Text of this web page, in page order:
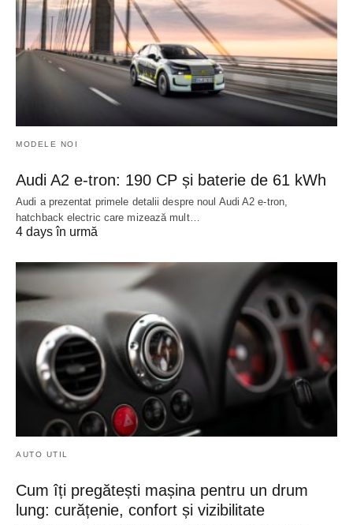
MODELE NOI
Audi A2 e-tron: 190 CP și baterie de 61 kWh
Audi a prezentat primele detalii despre noul Audi A2 e-tron,
hatchback electric care mizează mult…
4 days în urmă
AUTO UTIL
Cum îți pregătești mașina pentru un drum
lung: curățenie, confort și vizibilitate